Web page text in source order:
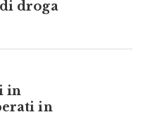
a
droga
in